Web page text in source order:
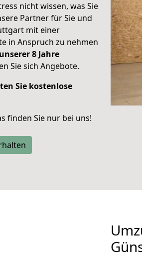
nicht wissen, was Sie
Partner für Sie und
mit einer
in Anspruch zu nehmen
8 Jahre
Sie sich Angebote.
Sie kostenlose
finden Sie nur bei uns!